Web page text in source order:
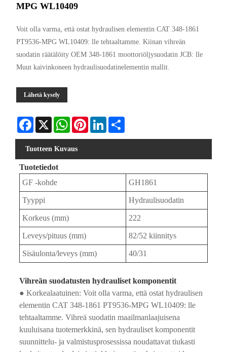
MPG WL10409
Voit olla varma, että ostat hydraulisen elementin CAT 348-1861
PT9536-MPG WL10409: lle tehtaaltamme. Kiinan vihreän
suodatin räätälöity OEM 348-1861 moottoriöljysuodatin JCB: lle
Muut kaivinkoneen hydraulisuodatinelementin mallit.
Lähetä kysely
Facebook
X WhatsAppPinterestLinkedIn
Tuotteen Kuvaus
Tuotetiedot
GF -kohde
GH1861
Tyyppi Hydraulisuodatin
Korkeus (mm) 222
Leveys/pituus (mm) 82/52 kiinnitys
Sisäulonta/leveys (mm) 40/31
Vihreän suodatusten hydrauliset komponentit
● Korkealaatuinen: Voit olla varma, että ostat hydraulisen
elementin CAT 348-1861 PT9536-MPG WL10409: lle
tehtaaltamme. Vihreä suodatin maailmanlaajuisena
kuuluisana tuotemerkkinä, sen hydrauliset komponentit
suunnittelu- ja valmistusprosessissa noudattavat tiukasti